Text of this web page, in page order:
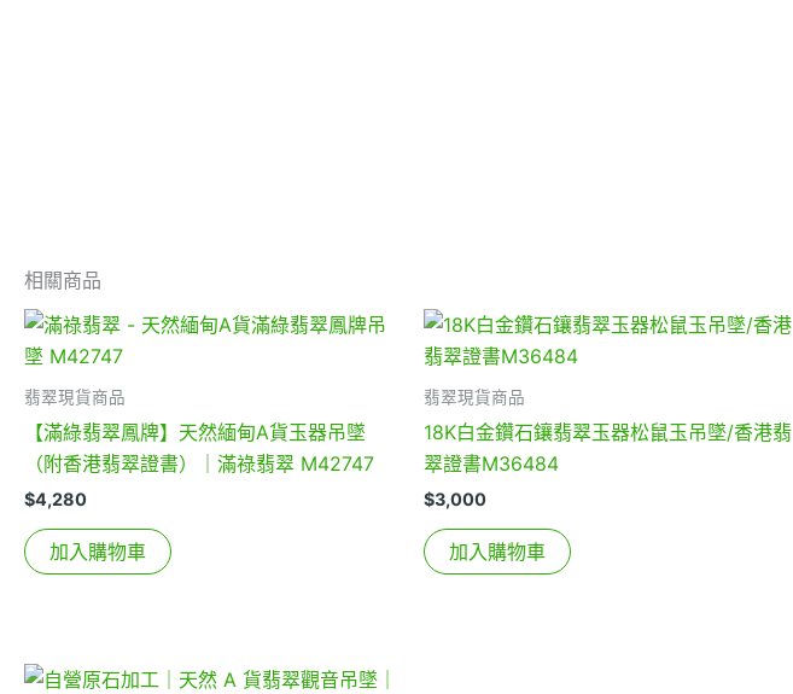
相關商品
翡翠現貨商品
【滿綠翡翠鳳牌】天然緬甸A貨玉器吊墜
（附香港翡翠證書）｜滿祿翡翠 M42747
$4,280
加入購物車
翡翠現貨商品
18K白金鑽石鑲翡翠玉器松鼠玉吊墜/香港翡
翠證書M36484
$3,000
加入購物車